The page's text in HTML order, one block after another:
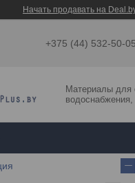
Начать продавать на
+375 (44) 532-50-05
Материалы для
водоснабжения,